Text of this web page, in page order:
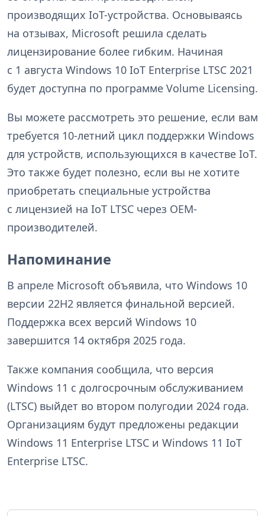
производящих IoT-устройства. Основываясь
на отзывах, Microsoft решила сделать
лицензирование более гибким. Начиная
с 1 августа Windows 10 IoT Enterprise LTSC 2021
будет доступна по программе Volume Licensing.
Вы можете рассмотреть это решение, если вам
требуется 10-летний цикл поддержки Windows
для устройств, использующихся в качестве IoT.
Это также будет полезно, если вы не хотите
приобретать специальные устройства
с лицензией на IoT LTSC через OEM-
производителей.
Напоминание
В апреле Microsoft объявила, что Windows 10
версии 22H2 является финальной версией.
Поддержка всех версий Windows 10
завершится 14 октября 2025 года.
Также компания сообщила, что версия
Windows 11 с долгосрочным обслуживанием
(LTSC) выйдет во втором полугодии 2024 года.
Организациям будут предложены редакции
Windows 11 Enterprise LTSC и Windows 11 IoT
Enterprise LTSC.